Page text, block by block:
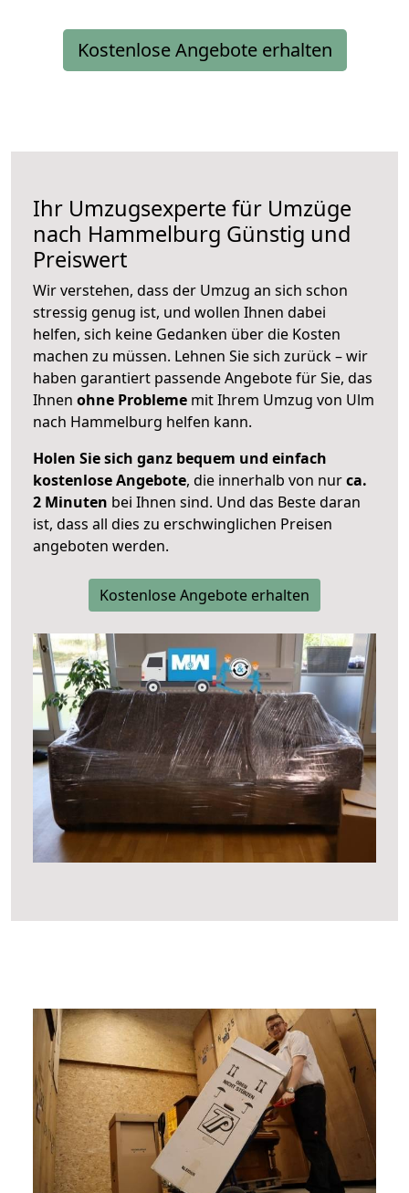
Kostenlose Angebote erhalten
Ihr Umzugsexperte für Umzüge
nach Hammelburg Günstig und
Preiswert
Wir verstehen, dass der Umzug an sich schon
stressig genug ist, und wollen Ihnen dabei
helfen, sich keine Gedanken über die Kosten
machen zu müssen. Lehnen Sie sich zurück – wir
haben garantiert passende Angebote für Sie, das
Ihnen ohne Probleme mit Ihrem Umzug von Ulm
nach Hammelburg helfen kann.
Holen Sie sich ganz bequem und einfach
kostenlose Angebote, die innerhalb von nurca.
2 Minuten bei Ihnen sind. Und das Beste daran
ist, dass all dies zu erschwinglichen Preisen
angeboten werden.
Kostenlose Angebote erhalten